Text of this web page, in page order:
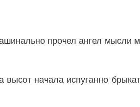
прочел ангел мысли
начала испуганно